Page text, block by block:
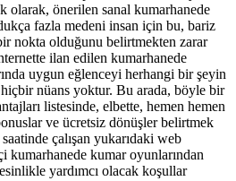
olarak, önerilen sanal kumarhanede
fazla medeni insan için bu, bariz
nokta olduğunu belirtmekten zarar
ilan edilen kumarhanede
uygun eğlenceyi herhangi bir şeyin
nüans yoktur. Bu arada, böyle bir
listesinde, elbette, hemen hemen
ve ücretsiz dönüşler belirtmek
çalışan yukarıdaki web
kumarhanede kumar oyunlarından
yardımcı olacak koşullar